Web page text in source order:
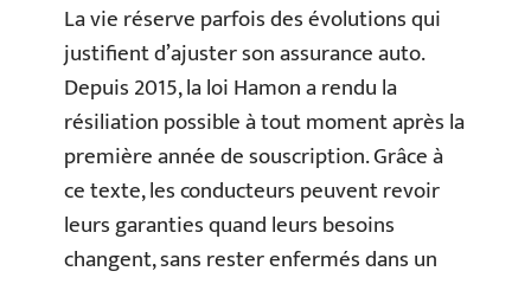
La vie réserve parfois des évolutions qui
justifient d’ajuster son assurance auto.
Depuis 2015, la loi Hamon a rendu la
résiliation possible à tout moment après la
première année de souscription. Grâce à
ce texte, les conducteurs peuvent revoir
leurs garanties quand leurs besoins
changent, sans rester enfermés dans un